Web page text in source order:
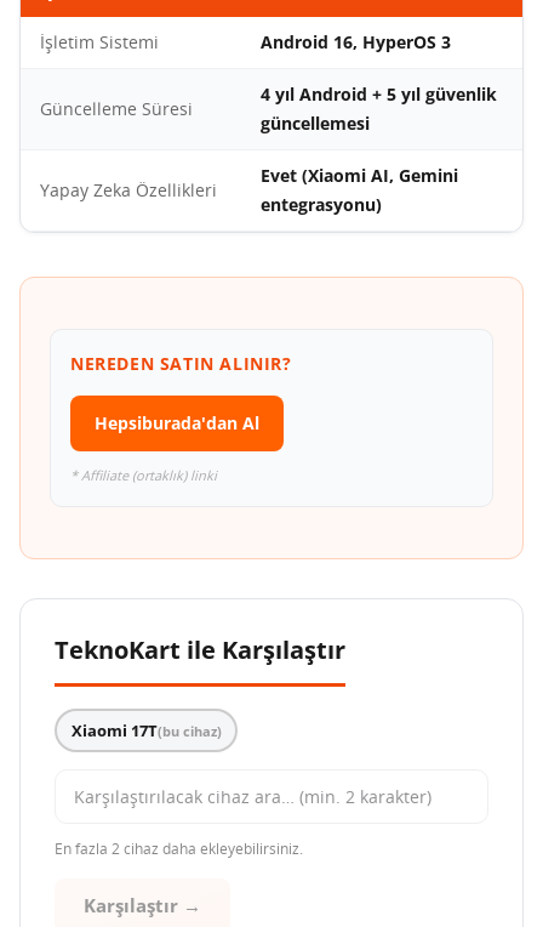
İşletim Sistemi Android 16, HyperOS 3
Güncelleme Süresi
4 yıl Android + 5 yıl güvenlik
güncellemesi
Yapay Zeka Özellikleri
Evet (Xiaomi AI, Gemini
entegrasyonu)
NEREDEN SATIN ALINIR?
Hepsiburada'dan Al
* Affiliate (ortaklık) linki
TeknoKart ile Karşılaştır
Xiaomi 17T(bu cihaz)
En fazla 2 cihaz daha ekleyebilirsiniz.
Karşılaştır →